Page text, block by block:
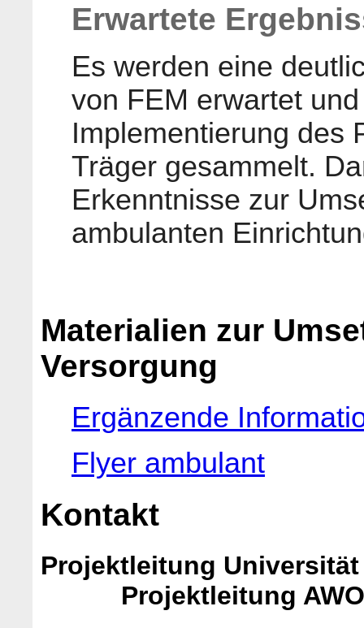
Erwartete
Es werden eine
von FEM erwartet
Implementierung des
Träger gesammelt.
Erkenntnisse zur
ambulanten
Materialien zur
Versorgung
Ergänzende
Flyer ambulant
Kontakt
Projektleitung
Projektleitung AWO